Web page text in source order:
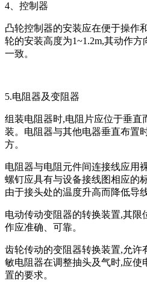
4、控制器
凸轮控制器的安装应在便于操作
轮的安装高度为1~1.2m,其动作
一致。
5.电阻器及变阻器
组装电阻器时,电阻片应位于垂直
装。电阻器与其他电器垂直布置
方。
电阻器与电阻元件间连接线应用
螺钉应具有与设备接线图相应的
由于接头处的温度升高而降低导
电动传动变阻器的转换装置,其限
作应准确、可靠。
齿轮传动的变阻器转换装置,允许
敏电阻器在调整抽头及气时,应使
置的要求。